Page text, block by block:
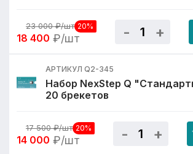
23 000₽/шт 20%
18 400 ₽/шт
АРТИКУЛ Q2-345
Набор NexStep Q
20 брекетов
17 500₽/шт 20%
14 000 ₽/шт